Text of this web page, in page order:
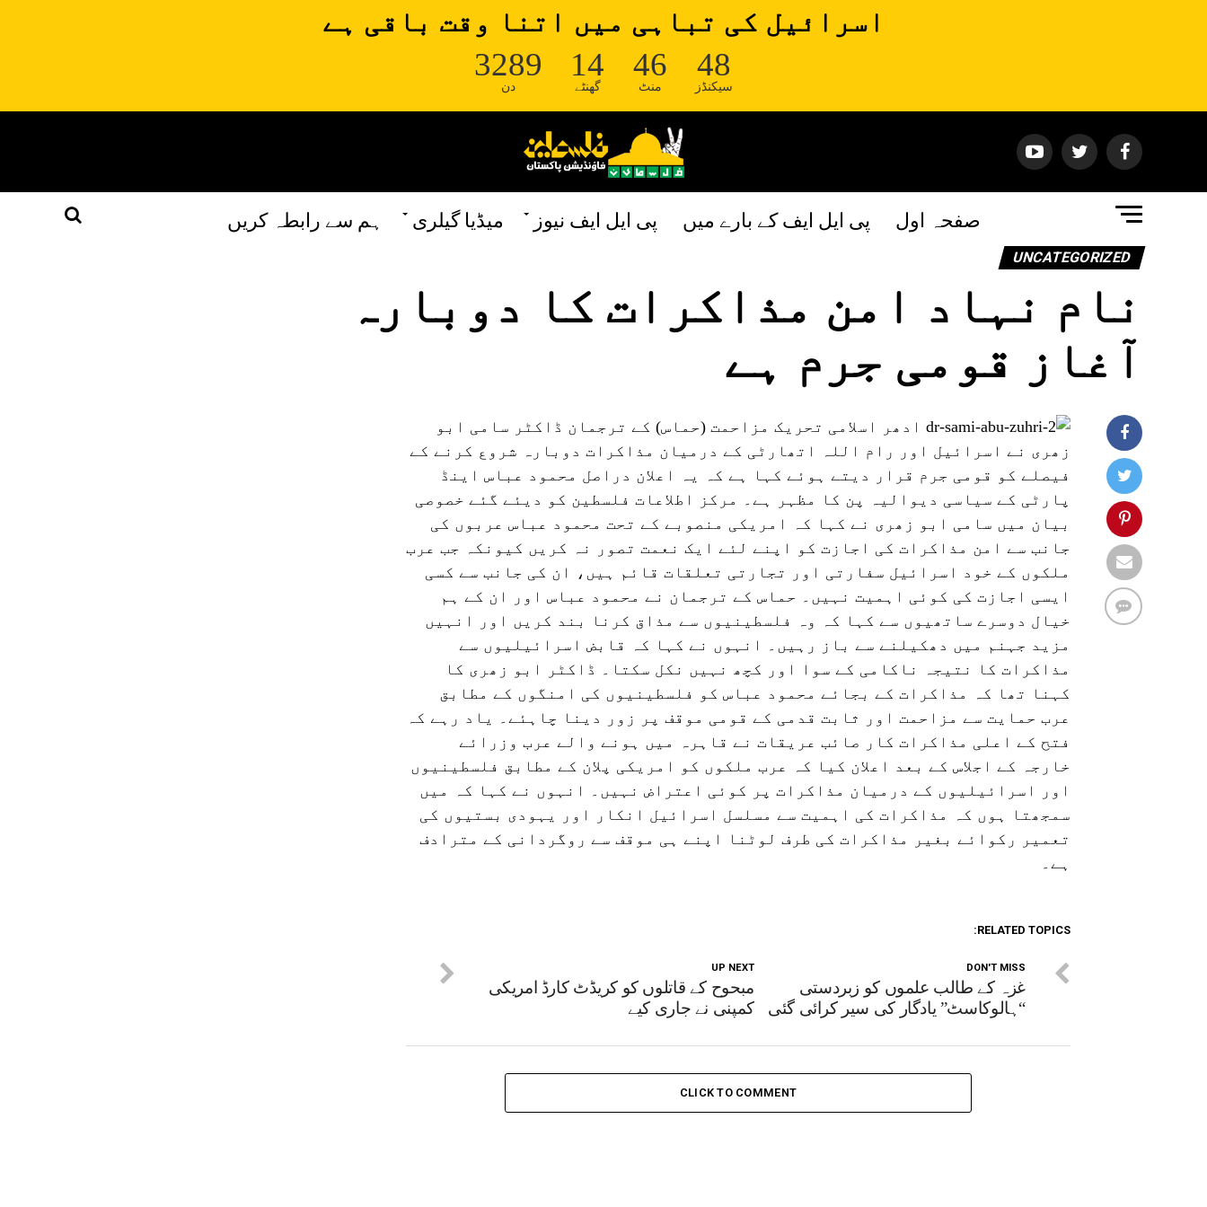
اسرائیل کی تباہی میں اتنا وقت باقی ہے
3289
دن
14
گھنٹے
46
منٹ
48
سیکنڈز
صفحہ اول پی ایل ایف کے بارے میں پی ایل ایف نیوز میڈیا گیلری ہم سے رابطہ کریں
UNCATEGORIZED
نام نہاد امن مذاکرات کا دوبارہ
آغاز قومی جرم ہے
ادھر اسلامی تحریک مزاحمت (حماس) کے ترجمان ڈاکٹر سامی ابو
زھری نے اسرائیل اور رام اللہ اتھارٹی کے درمیان مذاکرات دوبارہ شروع کرنے کے
فیصلے کو قومی جرم قرار دیتے ہوئے کہا ہے کہ یہ اعلان دراصل محمود عباس اینڈ
پارٹی کے سیاسی دیوالیہ پن کا مظہر ہے۔ مرکز اطلاعات فلسطین کو دیئے گئے خصوصی
بیان میں سامی ابو زھری نے کہا کہ امریکی منصوبے کے تحت محمود عباس عربوں کی
جانب سے امن مذاکرات کی اجازت کو اپنے لئے ایک نعمت تصور نہ کریں کیونکہ جب عرب
ملکوں کے خود اسرائیل سفارتی اور تجارتی تعلقات قائم ہیں، ان کی جانب سے کسی
ایسی اجازت کی کوئی اہمیت نہیں۔ حماس کے ترجمان نے محمود عباس اور ان کے ہم
خیال دوسرے ساتھیوں سے کہا کہ وہ فلسطینیوں سے مذاق کرنا بند کریں اور انہیں
مزید جہنم میں دھکیلنے سے باز رہیں۔ انہوں نے کہا کہ قابض اسرائیلیوں سے
مذاکرات کا نتیجہ ناکامی کے سوا اور کچھ نہیں نکل سکتا۔ ڈاکٹر ابو زھری کا
کہنا تھا کہ مذاکرات کے بجائے محمود عباس کو فلسطینیوں کی امنگوں کے مطابق
عرب حمایت سے مزاحمت اور ثابت قدمی کے قومی موقف پر زور دینا چاہئے۔ یاد رہے کہ
فتح کے اعلی مذاکرات کار صائب عریقات نے قاہرہ میں ہونے والے عرب وزرائے
خارجہ کے اجلاس کے بعد اعلان کیا کہ عرب ملکوں کو امریکی پلان کے مطابق فلسطینیوں
اور اسرائیلیوں کے درمیان مذاکرات پر کوئی اعتراض نہیں۔ انہوں نے کہا کہ میں
سمجھتا ہوں کہ مذاکرات کی اہمیت سے مسلسل اسرائیل انکار اور یہودی بستیوں کی
تعمیر رکوائے بغیر مذاکرات کی طرف لوٹنا اپنے ہی موقف سے روگردانی کے مترادف
ہے۔
RELATED TOPICS:
UP NEXT
مبحوح کے قاتلوں کو کریڈٹ کارڈ امریکی
کمپنی نے جاری کیے
DON'T MISS
غزہ کے طالب علموں کو زبردستی
“ہالوکاسٹ” یادگار کی سیر کرائی گئی
CLICK TO COMMENT